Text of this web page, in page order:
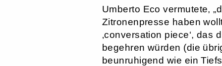
Umberto Eco vermutete,
Zitronenpresse haben
‚conversation piece‘, das
begehren würden (die
beunruhigend wie ein